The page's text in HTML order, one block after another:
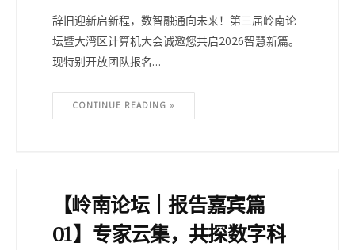
辞旧迎新启新程，数智融通向未来！第三届岭南论
坛暨大湾区计算机大会诚邀您共启2026智慧新篇。
现特别开放团队报名…
CONTINUE READING
【岭南论坛｜报告嘉宾篇
01】专家云集，共探数字科